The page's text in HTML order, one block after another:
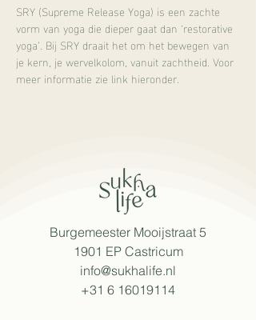
SRY (Supreme Release Yoga) is een zachte
vorm van yoga die dieper gaat dan ‘restorative
yoga’. Bij SRY draait het om het bewegen van
je kern, je wervelkolom, vanuit zachtheid. Voor
meer informatie zie link hieronder.
Burgemeester Mooijstraat 5
1901 EP Castricum​
info@sukhalife.nl
+31 6 16019114